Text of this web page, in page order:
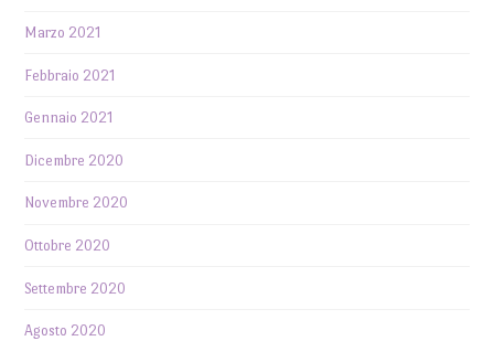
Marzo 2021
Febbraio 2021
Gennaio 2021
Dicembre 2020
Novembre 2020
Ottobre 2020
Settembre 2020
Agosto 2020